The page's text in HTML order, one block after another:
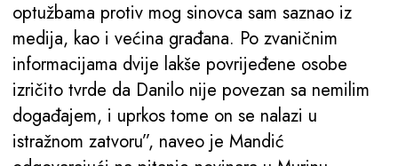
optužbama protiv mog sinovca sam saznao iz
medija, kao i većina građana. Po zvaničnim
informacijama dvije lakše povrijeđene osobe
izričito tvrde da Danilo nije povezan sa nemilim
događajem, i uprkos tome on se nalazi u
istražnom zatvoru”, naveo je Mandić